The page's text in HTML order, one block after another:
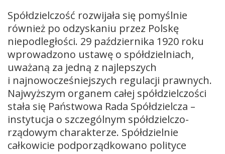
Spółdzielczość rozwijała się pomyślnie
również po odzyskaniu przez Polskę
niepodległości. 29 października 1920 roku
wprowadzono ustawę o spółdzielniach,
uważaną za jedną z najlepszych
i najnowocześniejszych regulacji prawnych.
Najwyższym organem całej spółdzielczości
stała się Państwowa Rada Spółdzielcza –
instytucja o szczególnym spółdzielczo-
rządowym charakterze. Spółdzielnie
całkowicie podporządkowano polityce